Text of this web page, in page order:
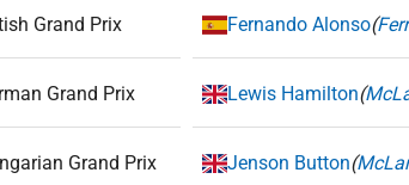
Grand Prix Fernando Alonso(
Grand Prix Lewis Hamilton(
Grand Prix Jenson Button(